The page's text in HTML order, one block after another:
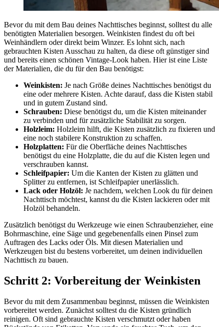
Bevor du mit dem Bau deines Nachttisches beginnst, solltest du alle
benötigten Materialien besorgen. Weinkisten findest du oft bei
Weinhändlern oder direkt beim Winzer. Es lohnt sich, nach
gebrauchten Kisten Ausschau zu halten, da diese oft günstiger sind
und bereits einen schönen Vintage-Look haben. Hier ist eine Liste
der Materialien, die du für den Bau benötigst:
Weinkisten: Je nach Größe deines Nachttisches benötigst du
eine oder mehrere Kisten. Achte darauf, dass die Kisten stabil
und in gutem Zustand sind.
Schrauben: Diese benötigst du, um die Kisten miteinander
zu verbinden und für zusätzliche Stabilität zu sorgen.
Holzleim: Holzleim hilft, die Kisten zusätzlich zu fixieren und
eine noch stabilere Konstruktion zu schaffen.
Holzplatten: Für die Oberfläche deines Nachttisches
benötigst du eine Holzplatte, die du auf die Kisten legen und
verschrauben kannst.
Schleifpapier: Um die Kanten der Kisten zu glätten und
Splitter zu entfernen, ist Schleifpapier unerlässlich.
Lack oder Holzöl: Je nachdem, welchen Look du für deinen
Nachttisch möchtest, kannst du die Kisten lackieren oder mit
Holzöl behandeln.
Zusätzlich benötigst du Werkzeuge wie einen Schraubenzieher, eine
Bohrmaschine, eine Säge und gegebenenfalls einen Pinsel zum
Auftragen des Lacks oder Öls. Mit diesen Materialien und
Werkzeugen bist du bestens vorbereitet, um deinen individuellen
Nachttisch zu bauen.
Schritt 2: Vorbereitung der Weinkisten
Bevor du mit dem Zusammenbau beginnst, müssen die Weinkisten
vorbereitet werden. Zunächst solltest du die Kisten gründlich
reinigen. Oft sind gebrauchte Kisten verschmutzt oder haben